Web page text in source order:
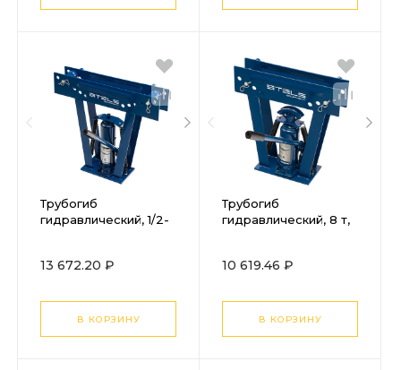
Трубогиб
гидравлический, 1/2-
13 672.20 ₽
В КОРЗИНУ
Трубогиб
гидравлический, 8 т,
10 619.46 ₽
В КОРЗИНУ